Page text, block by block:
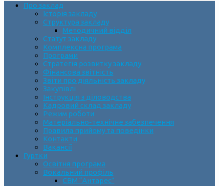
Про заклад
Історія закладу
Структура закладу
Методичний відділ
Статут закладу
Комплексна програма
Програми
Стратегія розвитку закладу
Фінансова звітність
Звіти про діяльність закладу
Закупівлі
Інструкція з діловодства
Кадровий склад закладу
Режим роботи
Матеріально-технічне забезпечення
Правила прийому та поведінки
Контакти
Вакансії
Гуртки
Освітня програма
Вокальний профіль
СВМ “Антарес”